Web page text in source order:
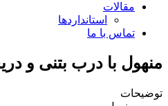
مقالات
استانداردها
تماس با ما
منهول با درب بتنی و
توضیحات